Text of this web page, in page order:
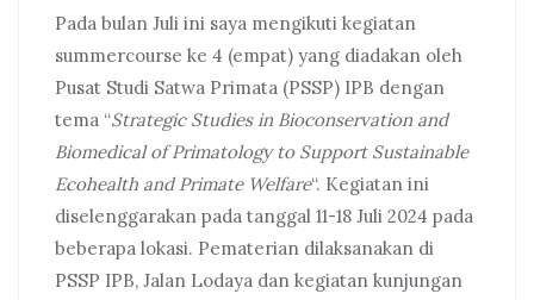
Pada bulan Juli ini saya mengikuti kegiatan
summercourse ke 4 (empat) yang diadakan oleh
Pusat Studi Satwa Primata (PSSP) IPB dengan
tema “Strategic Studies in Bioconservation and
Biomedical of Primatology to Support Sustainable
Ecohealth and Primate Welfare“. Kegiatan ini
diselenggarakan pada tanggal 11-18 Juli 2024 pada
beberapa lokasi. Pematerian dilaksanakan di
PSSP IPB, Jalan Lodaya dan kegiatan kunjungan